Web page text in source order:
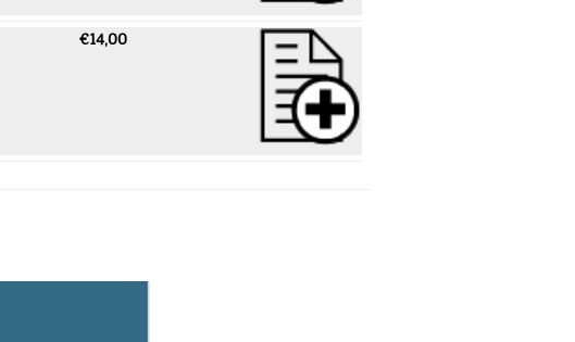
€14,00